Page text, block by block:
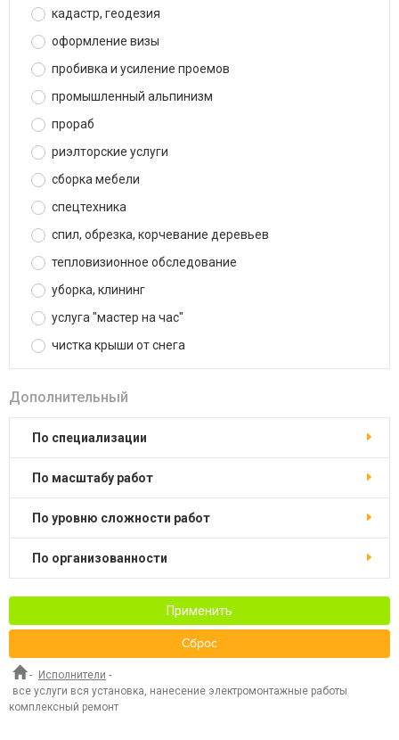
кадастр, геодезия
оформление визы
пробивка и усиление проемов
промышленный альпинизм
прораб
риэлторские услуги
сборка мебели
спецтехника
спил, обрезка, корчевание деревьев
тепловизионное обследование
уборка, клининг
услуга "мастер на час"
чистка крыши от снега
Дополнительный
по специализации
по масштабу работ
по уровню сложности работ
по организованности
Применить
Сброс
- Исполнители -
все услуги вся установка, нанесение электромонтажные работы
комплексный ремонт